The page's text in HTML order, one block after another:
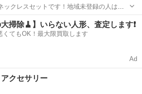
ックレスセットです！地域未登録の人はお
お断りします！
上駅 アクセサリー ハート
大掃除🧹】いらない人形、査定します❗️
くてもOK！最大限買取します
Ad
クセサリー